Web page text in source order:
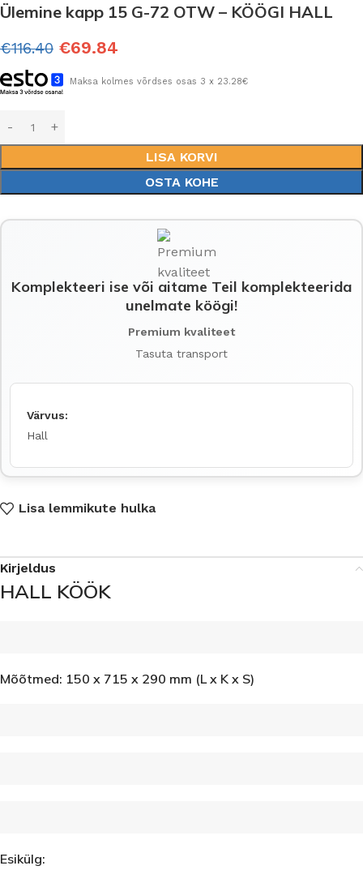
Ülemine kapp 15 G-72 OTW – KÖÖGI HALL
€116.40 €69.84
Maksa kolmes võrdses osas 3 x 23.28€
LISA KORVI
OSTA KOHE
Komplekteeri ise või aitame Teil komplekteerida
unelmate köögi!
Premium kvaliteet
Tasuta transport
Värvus:
Hall
Lisa lemmikute hulka
Kirjeldus
HALL KÖÖK
Mõõtmed: 150 x 715 x 290 mm (L x K x S)
Esikülg: